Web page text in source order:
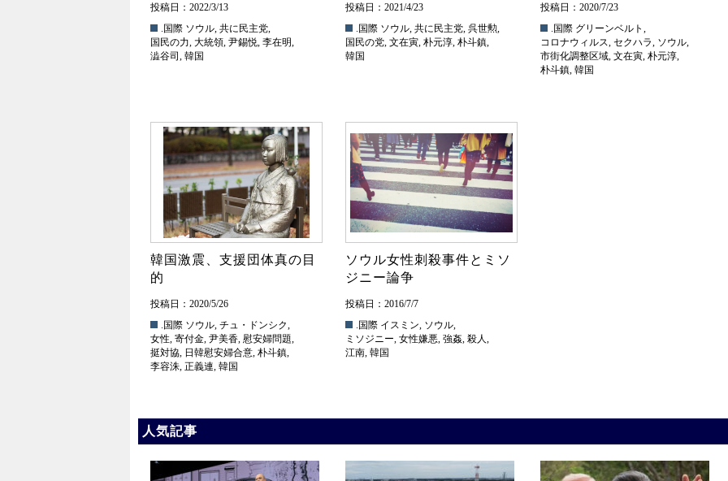
投稿日：2022/3/13
.国際 ソウル, 共に民主党,
国民の力, 大統領, 尹錫悦, 李在明,
澁谷司 , 韓国
投稿日：2021/4/23
.国際 ソウル, 共に民主党, 呉世勲,
国民の党, 文在寅, 朴元淳, 朴斗鎮,
韓国
投稿日：2020/7/23
.国際 グリーンベルト ,
コロナウィルス, セクハラ, ソウル,
市街化調整区域, 文在寅, 朴元淳,
朴斗鎮, 韓国
韓国激震、支援団体真の目
的
投稿日：2020/5/26
.国際 ソウル, チュ・ドンシク,
女性, 寄付金, 尹美香, 慰安婦問題,
挺対協, 日韓慰安婦合意, 朴斗鎮,
李容洙, 正義連, 韓国
ソウル女性刺殺事件とミソ
ジニー論争
投稿日：2016/7/7
.国際 イスミン, ソウル,
ミソジニー, 女性嫌悪, 強姦, 殺人,
江南, 韓国
人気記事